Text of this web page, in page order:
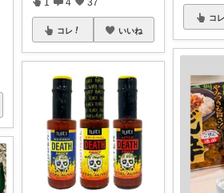
コレ いいね
コレ